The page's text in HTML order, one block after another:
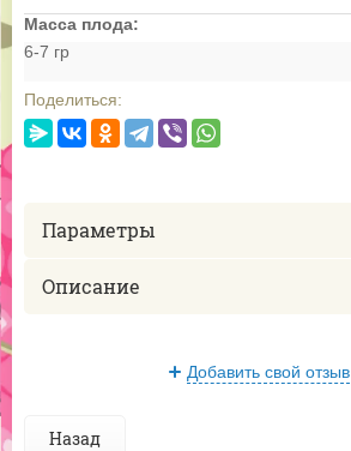
Масса плода:
6-7 гр
Поделиться:
Параметры
Описание
Добавить свой отзыв
Назад